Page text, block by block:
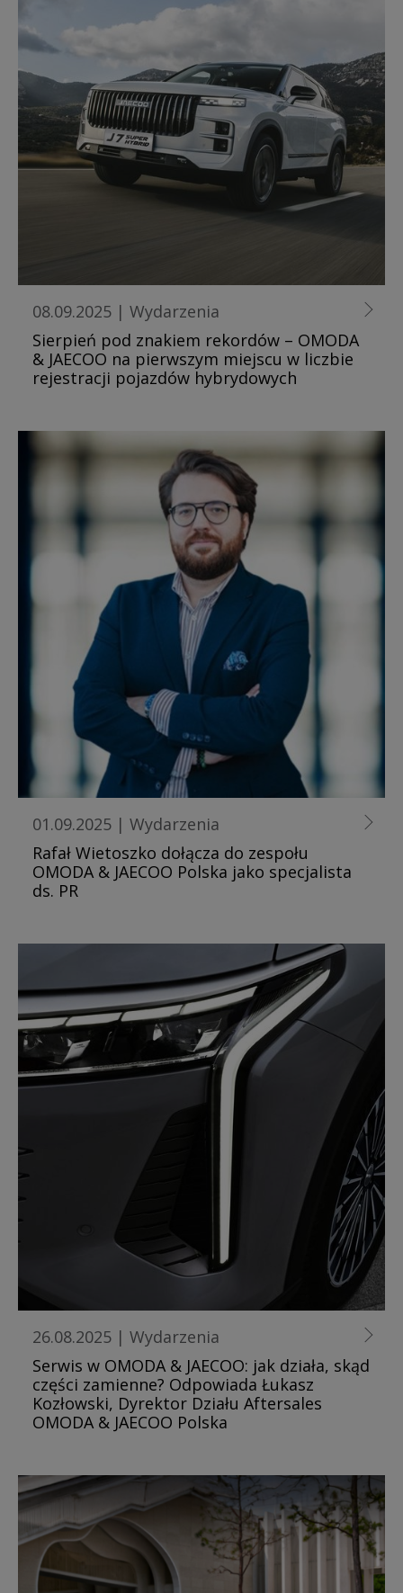
08.09.2025 | Wydarzenia
Sierpień pod znakiem rekordów – OMODA
& JAECOO na pierwszym miejscu w liczbie
rejestracji pojazdów hybrydowych
01.09.2025 | Wydarzenia
Rafał Wietoszko dołącza do zespołu
OMODA & JAECOO Polska jako specjalista
ds. PR
26.08.2025 | Wydarzenia
Serwis w OMODA & JAECOO: jak działa, skąd
części zamienne? Odpowiada Łukasz
Kozłowski, Dyrektor Działu Aftersales
OMODA & JAECOO Polska